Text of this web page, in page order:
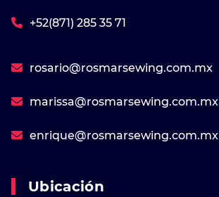
+52(871) 285 35 71
rosario@rosmarsewing.com.mx
marissa@rosmarsewing.com.mx
enrique@rosmarsewing.com.mx
Ubicación